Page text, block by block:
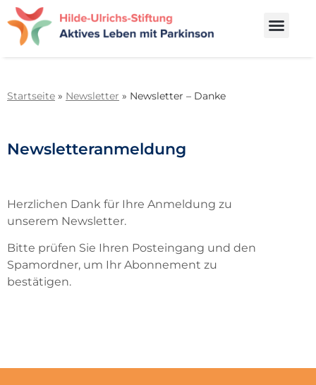
Startseite » Newsletter » Newsletter – Danke
Newsletteranmeldung
Herzlichen Dank für Ihre Anmeldung zu
unserem Newsletter.
Bitte prüfen Sie Ihren Posteingang und den
Spamordner, um Ihr Abonnement zu
bestätigen.